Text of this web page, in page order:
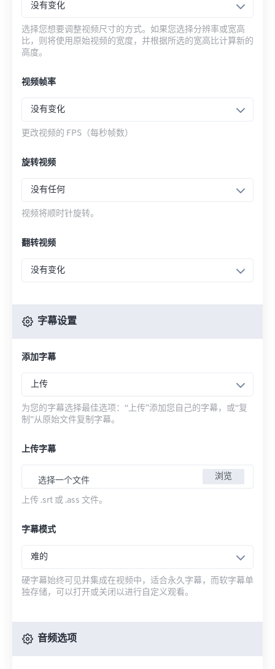
没有变化
选择您想要调整视频尺寸的方式。如果您选择分辨率或宽高
比，则将使用原始视频的宽度，并根据所选的宽高比计算新的
高度。
视频帧率
没有变化
更改视频的 FPS（每秒帧数）
旋转视频
没有任何
视频将顺时针旋转。
翻转视频
没有变化
字幕设置
添加字幕
上传
为您的字幕选择最佳选项：“上传”添加您自己的字幕，或“复
制”从原始文件复制字幕。
上传字幕
选择一个文件 浏览
上传 .srt 或 .ass 文件。
字幕模式
难的
硬字幕始终可见并集成在视频中，适合永久字幕，而软字幕单
独存储，可以打开或关闭以进行自定义观看。
音频选项